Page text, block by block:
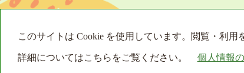
このサイトは Cookie を使用しています。閲覧・利
詳細についてはこちらをご覧ください。 個人情報